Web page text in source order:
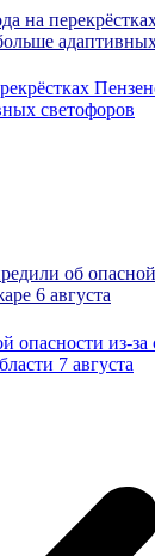
светофоров
опасности из-
7 августа